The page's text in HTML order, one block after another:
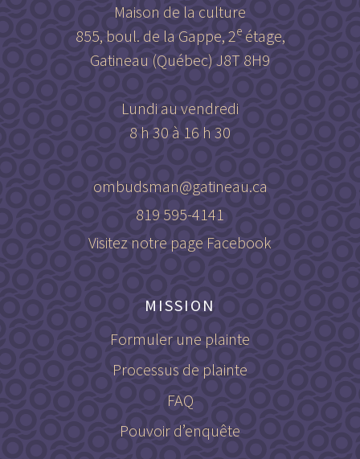
Maison de la culture
855, boul. de la Gappe, 2eétage,
Gatineau (Québec) J8T 8H9
Lundi au vendredi
8 h 30 à 16 h 30
ombudsman@gatineau.ca
819 595-4141
Visitez notre page Facebook
MISSION
Formuler une plainte
Processus de plainte
FAQ
Pouvoir d’enquête